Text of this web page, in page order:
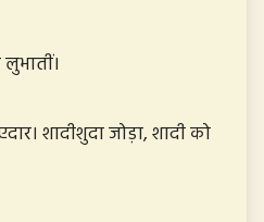
शादीशुदा जोड़ा, शादी को